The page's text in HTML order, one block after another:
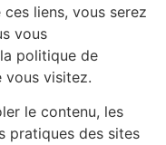
liens, vous serez
vous
politique de
vous visitez.
le contenu, les
pratiques des sites